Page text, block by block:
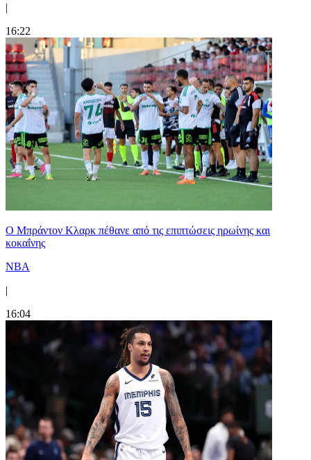
|
16:22
Ο Μπράντον Κλαρκ πέθανε από τις επιπτώσεις ηρωίνης και
κοκαΐνης
NBA
|
16:04